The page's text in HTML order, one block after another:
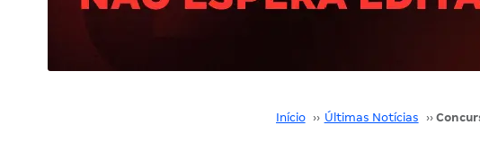
Início ›› Últimas Notícias ››